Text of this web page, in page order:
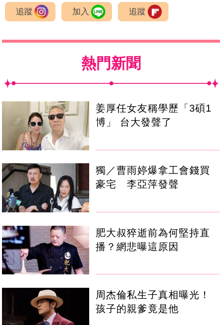
追蹤 加入 追蹤
熱門新聞
姜厚任女友稱學歷「3碩1
博」 台大發聲了
獨／曹雨婷爆拿工會錢買
豪宅 李亞萍發聲
肥大叔猝逝前為何堅持直
播？網悲曝這原因
周杰倫私生子真相曝光！
孩子的親爹竟是他